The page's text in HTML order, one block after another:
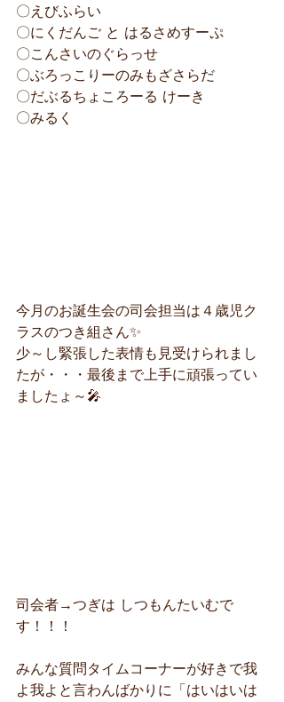
〇えびふらい
〇にくだんご と はるさめすーぷ
〇こんさいのぐらっせ
〇ぶろっこりーのみもざさらだ
〇だぶるちょころーる けーき
〇みるく
今月のお誕生会の司会担当は４歳児ク
ラスのつき組さん✨
少～し緊張した表情も見受けられまし
たが・・・最後まで上手に頑張ってい
ましたょ～🎤
司会者→つぎは しつもんたいむで
す！！！
みんな質問タイムコーナーが好きで我
よ我よと言わんばかりに「はいはいは